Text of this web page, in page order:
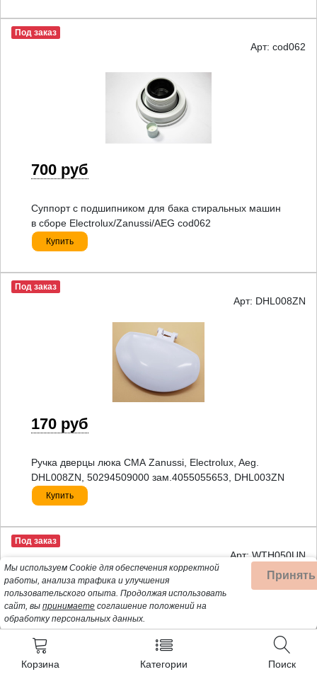
Корзина Категории Поиск
Под заказ
Арт: cod062
700 руб
Суппорт с подшипником для бака стиральных машин
в сборе Electrolux/Zanussi/AEG cod062
Купить
Под заказ
Арт: DHL008ZN
170 руб
Ручка дверцы люка СМА Zanussi, Electrolux, Aeg.
DHL008ZN, 50294509000 зам.4055055653, DHL003ZN
Купить
Под заказ
Арт: WTH050UN
Мы используем Cookie для обеспечения корректной
работы, анализа трафика и улучшения
пользовательского опыта. Продолжая использовать
сайт, вы принимаете соглашение положений на
обработку персональных данных.
Принять